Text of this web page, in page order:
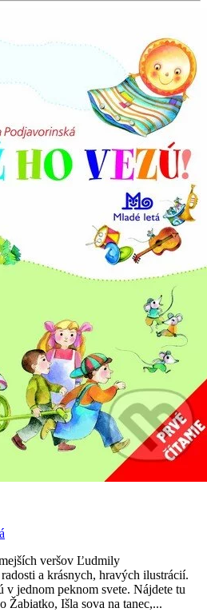
veršov Ľudmily
a krásnych, hravých ilustrácií.
v jednom peknom svete. Nájdete tu
Žabiatko, Išla sova na tanec,...